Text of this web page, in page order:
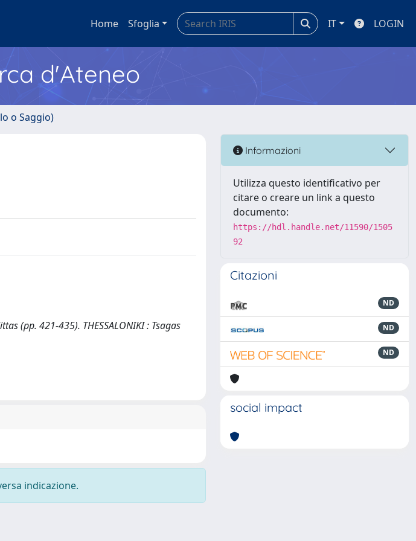
Home Sfoglia IT LOGIN
d'Ateneo
o Saggio)
(pp. 421-435). THESSALONIKI : Tsagas
indicazione.
Informazioni
Utilizza questo identificativo per
citare o creare un link a questo
documento:
https://hdl.handle.net/11590/1505
92
Citazioni
ND
ND
ND
social impact